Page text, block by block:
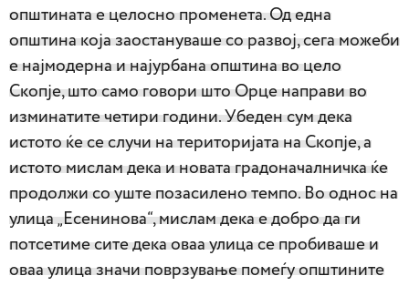
општината е целосно променета. Од една
општина која заостануваше со развој, сега можеби
е најмодерна и најурбана општина во цело
Скопје, што само говори што Орце направи во
изминатите четири години. Убеден сум дека
истото ќе се случи на територијата на Скопје, а
истото мислам дека и новата градоначалничка ќе
продолжи со уште позасилено темпо. Во однос на
улица „Есенинова“, мислам дека е добро да ги
потсетиме сите дека оваа улица се пробиваше и
оваа улица значи поврзување помеѓу општините